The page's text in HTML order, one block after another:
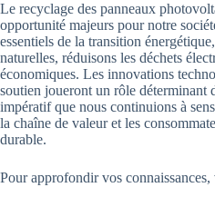
Le recyclage des panneaux
opportunité majeurs pour notre
essentiels de la transition
naturelles, réduisons les déchets
économiques. Les innovations
soutien joueront un rôle déterminant
impératif que nous continuions à
la chaîne de valeur et les
durable.
Pour approfondir vos